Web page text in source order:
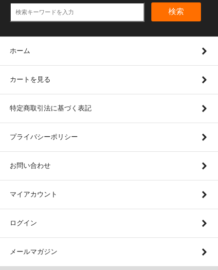
検索
ホーム
カートを見る
特定商取引法に基づく表記
プライバシーポリシー
お問い合わせ
マイアカウント
ログイン
メールマガジン